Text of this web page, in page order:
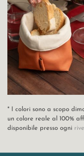
* I colori sono a scopo
un colore reale al 100%
disponibile presso ogni